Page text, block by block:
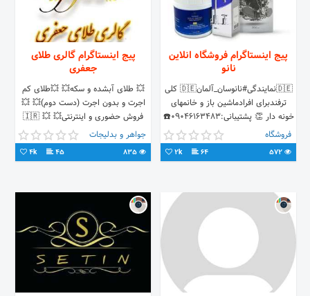
پیج اینستاگرام فروشگاه انلاین
نانو
🇩🇪نمایندگی#نانوسان_آلمان🇩🇪 کلی
ترفندبرای افرادماشین باز و خانمهای
خونه دار 👏 پشتیبانی:۰۹۰۴۶۱۶۳۴۸۳☎️
نحوه سفارش:دایرکت📲 یاواتساپ:لینک
زیر👇👇
https://zil.ink/nano.online.shoop
فروشگاه
64
2k
پیج اینستاگرام گالری طلای
جعفری
💥 طلای آبشده و سکه💥 💥طلای کم
اجرت و بدون اجرت (دست دوم)💥 💥
فروش حضوری و اینترنتی💥 💥 🇮🇷
ارسال با پست پیشتاز به سراسر کشور
💥
جواهر و بدلیجات
45
4k